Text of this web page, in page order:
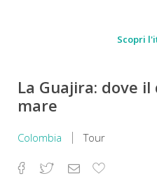
Scopri
La Guajira: dove
mare
Colombia Tour
Facebook
TwitterEmailAggiungi